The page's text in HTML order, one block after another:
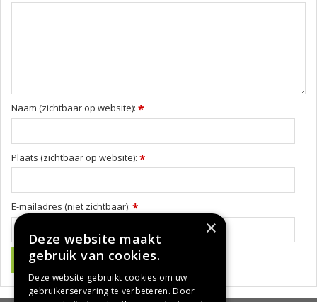
Naam (zichtbaar op website): *
Plaats (zichtbaar op website): *
E-mailadres (niet zichtbaar): *
×
Deze website maakt
gebruik van cookies.
Deze website gebruikt cookies om uw
gebruikerservaring te verbeteren. Door